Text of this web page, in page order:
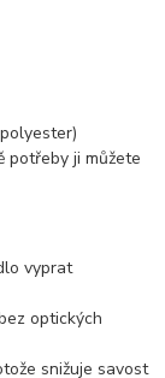
potřeby ji můžete
vyprat
optických
snižuje savost